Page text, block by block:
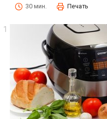
30 мин. Печать